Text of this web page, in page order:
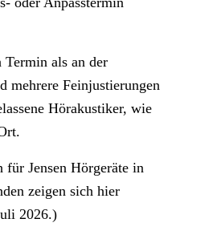
Termin als an der
mehrere Feinjustierungen
Hörakustiker, wie
für Jensen Hörgeräte in
zeigen sich hier
2026.)